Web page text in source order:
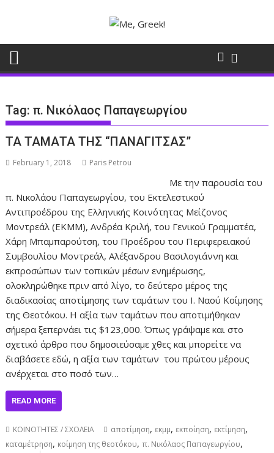
Tag:π. Νικόλαος Παπαγεωργίου
ΤΑ ΤΑΜΑΤΑ ΤΗΣ “ΠΑΝΑΓΙΤΣΑΣ”
February 1, 2018 Paris Petrou
Με την παρουσία του
π. Νικολάου Παπαγεωργίου, του Εκτελεστικού
Αντιπροέδρου της Ελληνικής Κοινότητας Μείζονος
Μοντρεάλ (ΕΚΜΜ), Ανδρέα Κριλή, του Γενικού Γραμματέα,
Χάρη Μπαμπαρούτση, του Προέδρου του Περιφερειακού
Συμβουλίου Μοντρεάλ, Αλέξανδρου Βασιλογιάννη και
εκπροσώπων των τοπικών μέσων ενημέρωσης,
ολοκληρώθηκε πριν από λίγο, το δεύτερο μέρος της
διαδικασίας αποτίμησης των ταμάτων του Ι. Ναού Κοίμησης
της Θεοτόκου. Η αξία των ταμάτων που αποτιμήθηκαν
σήμερα ξεπερνάει τις $123,000. Όπως γράψαμε και στο
σχετικό άρθρο που δημοσιεύσαμε χθες και μπορείτε να
διαβάσετε εδώ, η αξία των ταμάτων του πρώτου μέρους
ανέρχεται στο ποσό των…
READ MORE
ΚΟΙΝΟΤΗΤΕΣ / ΣΧΟΛΕΙΑ αποτίμηση, εκμμ, εκποίηση, εκτίμηση,
καταμέτρηση, κοίμηση της θεοτόκου,π. Νικόλαος Παπαγεωργίου,